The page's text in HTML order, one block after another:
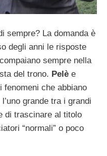
sempre? La domanda è
degli anni le risposte
sempre nella
del trono. Pelè e
fenomeni che abbiano
grande tra i grandi
di trascinare al titolo
“normali” o poco